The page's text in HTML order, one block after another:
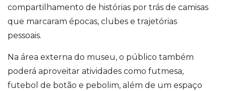
compartilhamento de histórias por trás de camisas
que marcaram épocas, clubes e trajetórias
pessoais.
Na área externa do museu, o público também
poderá aproveitar atividades como futmesa,
futebol de botão e pebolim, além de um espaço